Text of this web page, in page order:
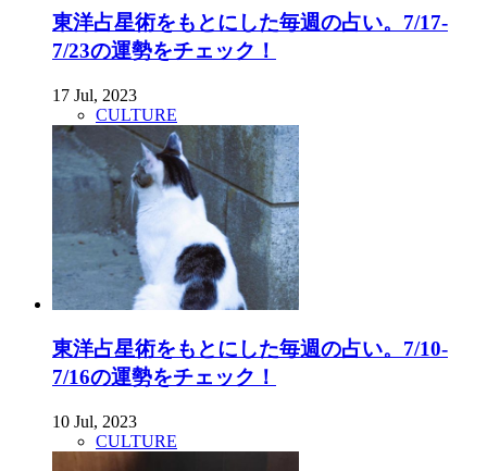
東洋占星術をもとにした毎週の占い。7/17-
7/23の運勢をチェック！
17 Jul, 2023
CULTURE
東洋占星術をもとにした毎週の占い。7/10-
7/16の運勢をチェック！
10 Jul, 2023
CULTURE